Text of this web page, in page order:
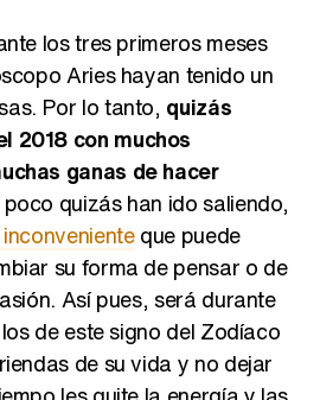
los tres primeros meses
Aries hayan tenido un
Por lo tanto, quizás
2018 con muchos
ganas de hacer
quizás han ido saliendo,
que puede
su forma de pensar o de
Así pues, será durante
de este signo del Zodíaco
de su vida y no dejar